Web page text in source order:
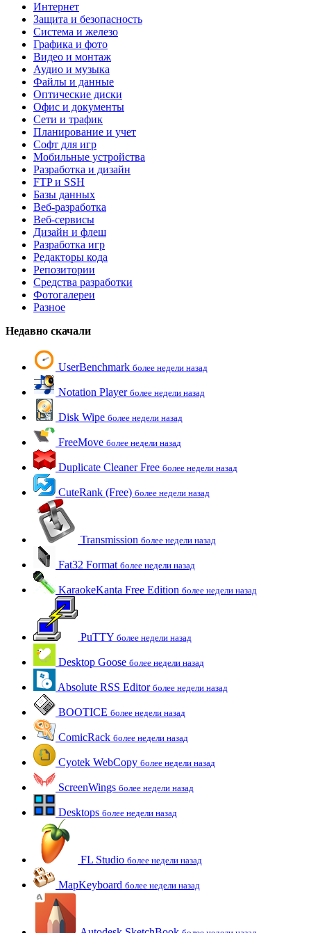
Интернет
Защита и безопасность
Система и железо
Графика и фото
Видео и монтаж
Аудио и музыка
Файлы и данные
Оптические диски
Офис и документы
Сети и трафик
Планирование и учет
Софт для игр
Мобильные устройства
Разработка и дизайн
FTP и SSH
Базы данных
Веб-разработка
Веб-сервисы
Дизайн и флеш
Разработка игр
Редакторы кода
Репозитории
Средства разработки
Фотогалереи
Разное
Недавно скачали
UserBenchmark более недели назад
Notation Player более недели назад
Disk Wipe более недели назад
FreeMove более недели назад
Duplicate Cleaner Free более недели назад
CuteRank (Free) более недели назад
Transmission более недели назад
Fat32 Format более недели назад
KaraokeKanta Free Edition более недели назад
PuTTY более недели назад
Desktop Goose более недели назад
Absolute RSS Editor более недели назад
BOOTICE более недели назад
ComicRack более недели назад
Cyotek WebCopy более недели назад
ScreenWings более недели назад
Desktops более недели назад
FL Studio более недели назад
MapKeyboard более недели назад